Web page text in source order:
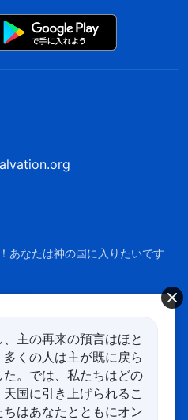
あなたは神の国に入りたいです
主の再来の預言はほと
くの人は主が既に戻ら
。では、私たちはどの
国に引き上げられるこ
はあなたとともにオン